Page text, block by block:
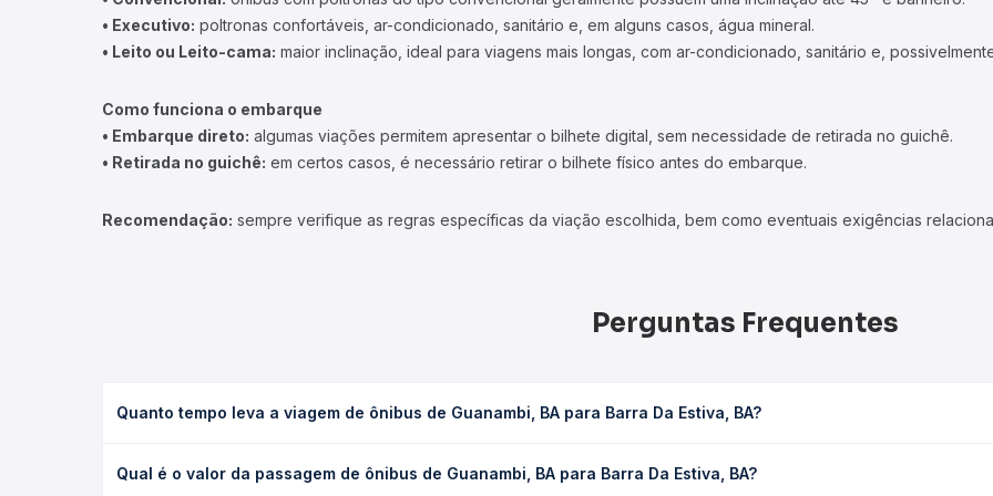
• Executivo: poltronas confortáveis, ar-condicionado, sanitário e, em alguns casos, água mineral.
• Leito ou Leito-cama: maior inclinação, ideal para viagens mais longas, com ar-condicionado, sanitário e,
Como funciona o embarque
• Embarque direto: algumas viações permitem apresentar o bilhete digital, sem necessidade de retirada no guichê.
• Retirada no guichê: em certos casos, é necessário retirar o bilhete físico antes do embarque.
Recomendação: sempre verifique as regras específicas da viação escolhida, bem como eventuais exigências
Perguntas Frequentes
Quanto tempo leva a viagem de ônibus de Guanambi, BA para Barra Da Estiva, BA?
leito) e as condições de tráfego. Na Quero Passagem você consulta os horários disponíveis e vê a duração exata de
Qual é o valor da passagem de ônibus de Guanambi, BA para Barra Da Estiva, BA?